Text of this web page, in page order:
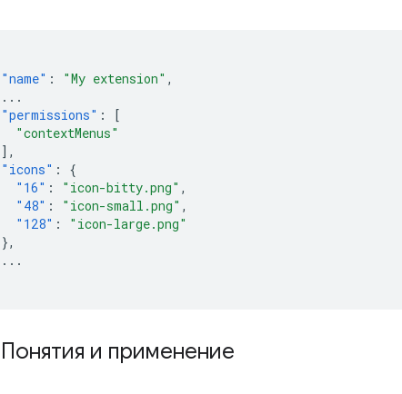
"name" : "My extension" ,
...
"permissions" :
[
"contextMenus"
],
"icons" :
{
"16" : "icon-bitty.png" ,
"48" : "icon-small.png" ,
"128" :
"icon-large.png"
},
...
Понятия и применение